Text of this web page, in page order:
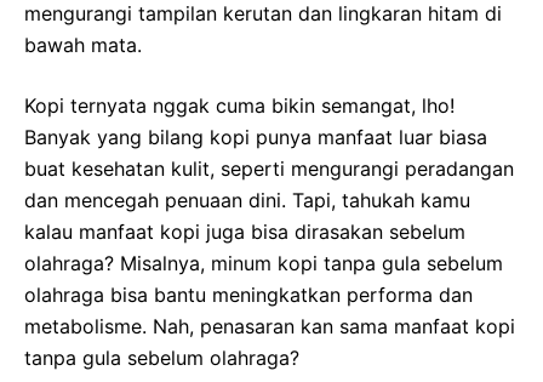
mengurangi tampilan kerutan dan lingkaran hitam di
bawah mata.
Kopi ternyata nggak cuma bikin semangat, lho!
Banyak yang bilang kopi punya manfaat luar biasa
buat kesehatan kulit, seperti mengurangi peradangan
dan mencegah penuaan dini. Tapi, tahukah kamu
kalau manfaat kopi juga bisa dirasakan sebelum
olahraga? Misalnya, minum kopi tanpa gula sebelum
olahraga bisa bantu meningkatkan performa dan
metabolisme. Nah, penasaran kan sama manfaat kopi
tanpa gula sebelum olahraga?